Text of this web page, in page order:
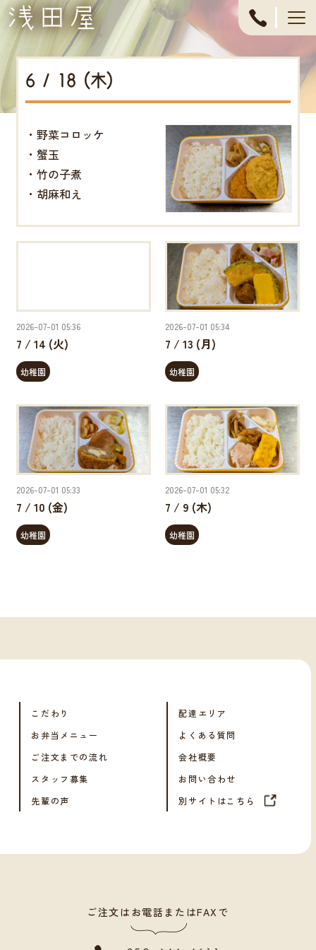
053-
4611
6 / 18 (木)
・野菜コロッケ
・蟹玉
・竹の子煮
・胡麻和え
2026-07-01 05:36
7 / 14 (火)
幼稚園
2026-07-01 05:34
7 / 13 (月)
幼稚園
2026-07-01 05:33
7 / 10 (金)
幼稚園
2026-07-01 05:32
7 / 9 (木)
幼稚園
ご注文はお電話またはFAXで
こだわり
お弁当メニュー
ご注文までの流れ
スタッフ募集
先輩の声
配達エリア
よくある質問
会社概要
お問い合わせ
別サイトはこちら